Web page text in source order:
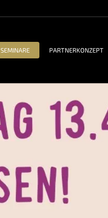
SEMINARE PARTNERKONZEPT